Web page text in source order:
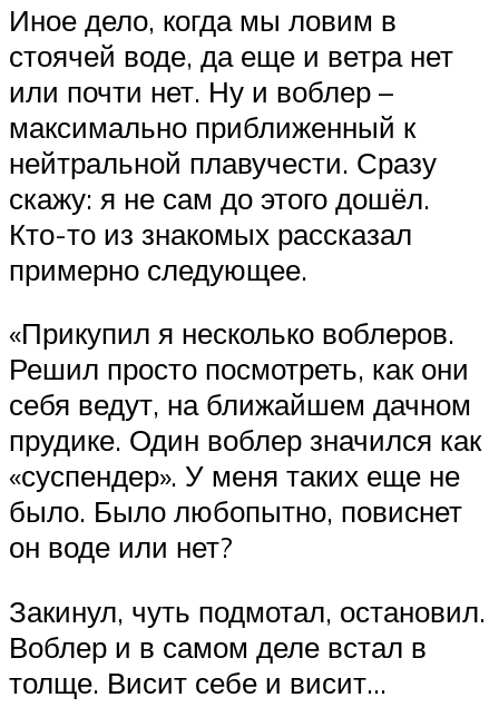
Иное дело, когда мы ловим в
стоячей воде, да еще и ветра нет
или почти нет. Ну и воблер –
максимально приближенный к
нейтральной плавучести. Сразу
скажу: я не сам до этого дошёл.
Кто-то из знакомых рассказал
примерно следующее.
«Прикупил я несколько воблеров.
Решил просто посмотреть, как они
себя ведут, на ближайшем дачном
прудике. Один воблер значился как
«суспендер». У меня таких еще не
было. Было любопытно, повиснет
он воде или нет?
Закинул, чуть подмотал, остановил.
Воблер и в самом деле встал в
толще. Висит себе и висит…